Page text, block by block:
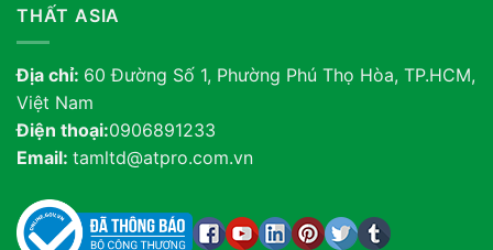
THẤT ASIA
Địa chỉ: 60 Đường Số 1, Phường Phú Thọ Hòa, TP.HCM,
Việt Nam
Điện thoại:0906891233
Email: tamltd@atpro.com.vn